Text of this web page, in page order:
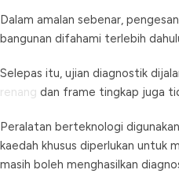
Dalam amalan sebenar,
bangunan difahami terlebih
Selepas itu, ujian diagnostik
renang dan frame tingkap juga
Peralatan berteknologi
kaedah khusus diperlukan untuk
masih boleh menghasilkan